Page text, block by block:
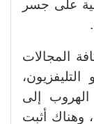
على جسر
المجالات
الهروب إلى
وهناك أثبت